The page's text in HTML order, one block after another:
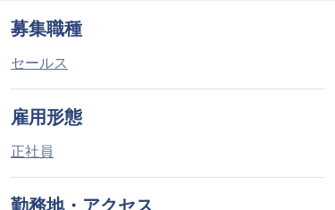
募集職種
セールス
雇用形態
正社員
勤務地・アクセス